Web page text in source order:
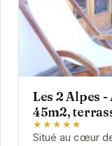
Les 2 Alpes
45m2,
★★★★★
Situé au cœur